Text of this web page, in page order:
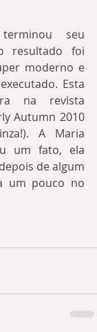
seu
resultado foi
moderno e
Esta
na revista
Autumn 2010
A Maria
um fato, ela
de algum
um pouco no